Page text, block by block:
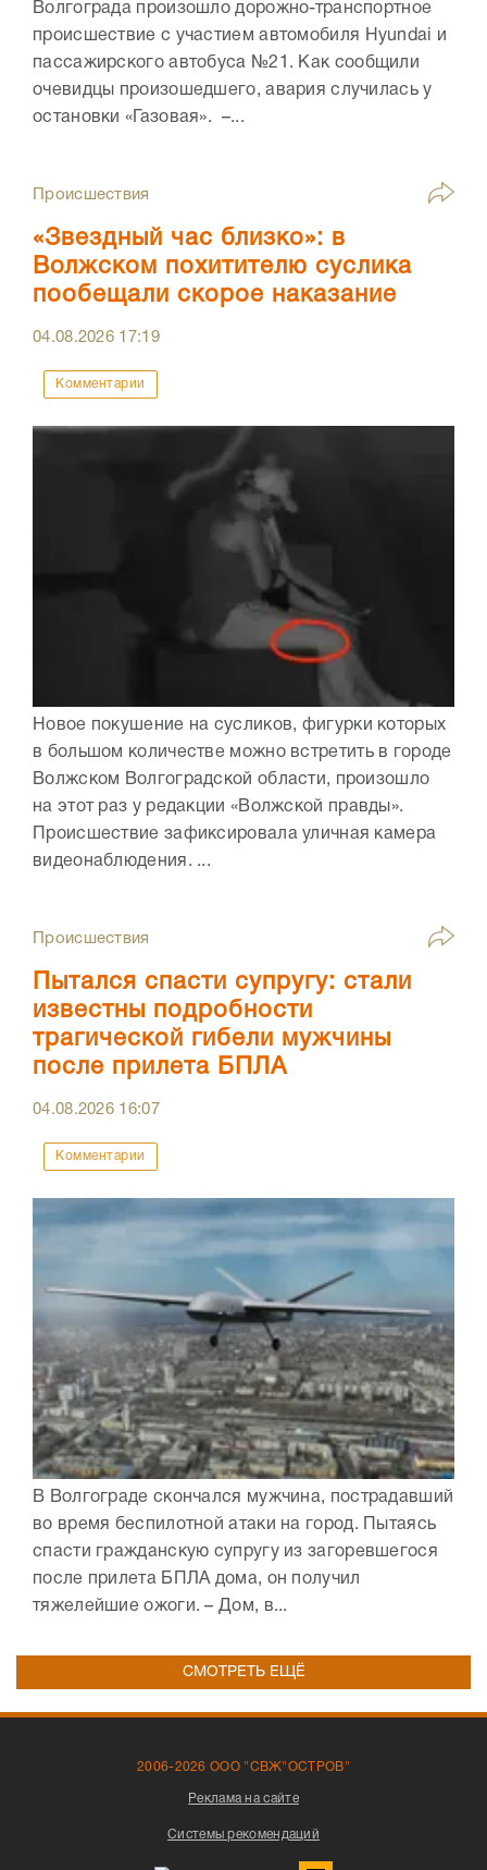
Волгограда произошло дорожно-транспортное
происшествие с участием автомобиля Hyundai и
пассажирского автобуса №21. Как сообщили
очевидцы произошедшего, авария случилась у
остановки «Газовая». –...
Происшествия
«Звездный час близко»: в
Волжском похитителю суслика
пообещали скорое наказание
04.08.2026 17:19
Комментарии
Новое покушение на сусликов, фигурки которых
в большом количестве можно встретить в городе
Волжском Волгоградской области, произошло
на этот раз у редакции «Волжской правды».
Происшествие зафиксировала уличная камера
видеонаблюдения. ...
Происшествия
Пытался спасти супругу: стали
известны подробности
трагической гибели мужчины
после прилета БПЛА
04.08.2026 16:07
Комментарии
В Волгограде скончался мужчина, пострадавший
во время беспилотной атаки на город. Пытаясь
спасти гражданскую супругу из загоревшегося
после прилета БПЛА дома, он получил
тяжелейшие ожоги. – Дом, в...
СМОТРЕТЬ ЕЩЁ
2006-2026 ООО "СВЖ"ОСТРОВ"
Реклама на сайте
Системы рекомендаций